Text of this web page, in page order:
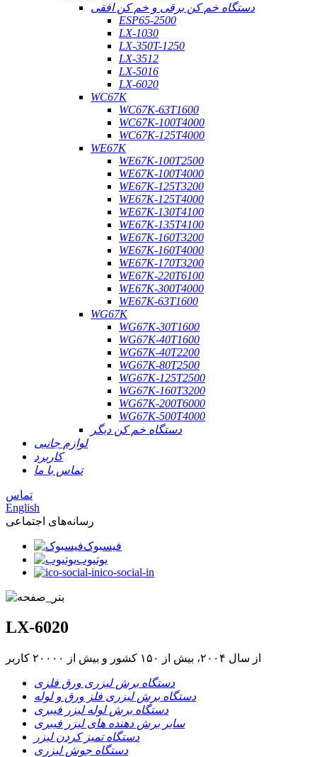
دستگاه خم کن برقی و خم کن افقی
ESP65-2500
LX-1030
LX-350T-1250
LX-3512
LX-5016
LX-6020
WC67K
WC67K-63T1600
WC67K-100T4000
WC67K-125T4000
WE67K
WE67K-100T2500
WE67K-100T4000
WE67K-125T3200
WE67K-125T4000
WE67K-130T4100
WE67K-135T4100
WE67K-160T3200
WE67K-160T4000
WE67K-170T3200
WE67K-220T6100
WE67K-300T4000
WE67K-63T1600
WG67K
WG67K-30T1600
WG67K-40T1600
WG67K-40T2200
WG67K-80T2500
WG67K-125T2500
WG67K-160T3200
WG67K-200T6000
WG67K-500T4000
دستگاه خم کن دیگر
لوازم جانبی
کاربرد
تماس با ما
تماس
English
رسانه‌های اجتماعی
فیسبوک
یوتیوب
ico-social-in
LX-6020
از سال ۲۰۰۴، بیش از ۱۵۰ کشور و بیش از ۲۰۰۰۰ کاربر
دستگاه برش لیزری ورق فلزی
دستگاه برش لیزری فلز ورق و لوله
دستگاه برش لوله لیزر فیبری
سایر برش دهنده های لیزر فیبری
دستگاه تمیز کردن لیزر
دستگاه جوش لیزری